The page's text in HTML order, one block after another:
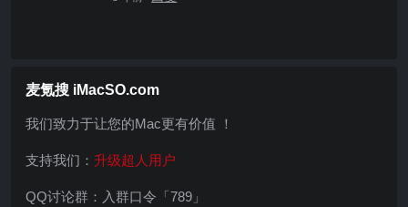
麦氪搜 iMacSO.com
我们致力于让您的Mac更有价值 ！
支持我们： 升级超人用户
QQ讨论群：入群口令「789」